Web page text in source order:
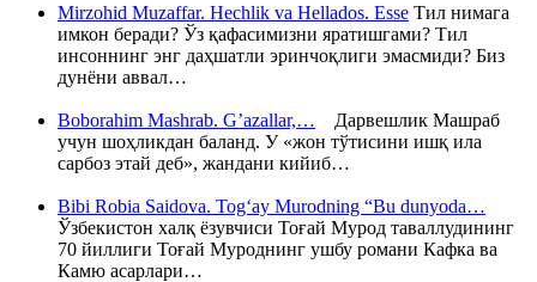
Mirzohid Muzaffar. Hechlik va Hellados. Esse Тил нимага
имкон беради? Ўз қафасимизни яратишгами? Тил
инсоннинг энг даҳшатли эринчоқлиги эмасмиди? Биз
дунёни аввал…
Boborahim Mashrab. G’azallar,… Дарвешлик Машраб
учун шоҳликдан баланд. У «жон тўтисини ишқ ила
сарбоз этай деб», жандани кийиб…
Bibi Robia Saidova. Tog‘ay Murodning “Bu dunyoda…
Ўзбекистон халқ ёзувчиси Тоғай Мурод таваллудининг
70 йиллиги Тоғай Муроднинг ушбу романи Кафка ва
Камю асарлари…